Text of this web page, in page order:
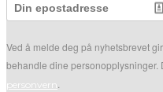
Ved å melde deg på nyhetsbrevet
behandle dine personopplysninger.
personvern.